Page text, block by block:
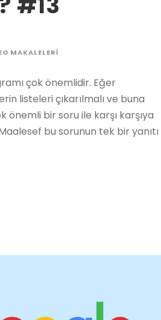
MAKALELERI
çok önemlidir. Eğer
listeleri çıkarılmalı ve buna
önemli bir soru ile karşı karşıya
bu sorunun tek bir yanıtı